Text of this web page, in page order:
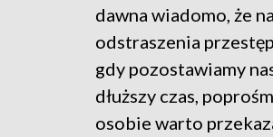
dawna wiadomo, że
odstraszenia
gdy pozostawiamy
dłuższy czas,
osobie warto